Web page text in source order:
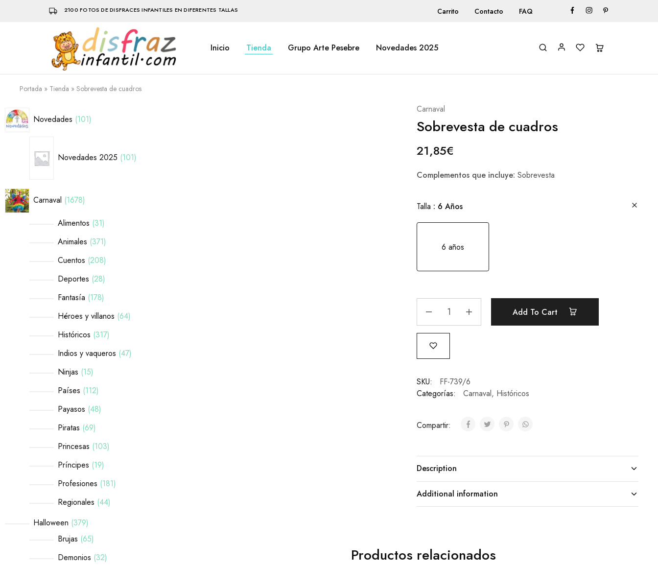
2100 FOTOS DE DISFRACES INFANTILES EN DIFERENTES TALLAS Carrito Contacto FAQ
Disfraz
Infantil
Disfraces
infantiles
que
hacen
la
Inicio Tienda Grupo Arte Pesebre Novedades 2025
Portada » Tienda » Sobrevesta de cuadros
Carnaval
Sobrevesta de cuadros
21,85€
Complementos que incluye: Sobrevesta
Talla 6 Años
6 años
Add To Cart
SKU:
FF-739/6
Categorías:
Carnaval, Históricos
Compartir:
Description
Additional information
Productos relacionados
Novedades 101
Novedades 2025 101
Carnaval 1678
Alimentos 31
Animales 371
Cuentos 208
Deportes 28
Fantasía 178
Héroes y villanos 64
Históricos 317
Indios y vaqueros 47
Ninjas 15
Países 112
Payasos 48
Piratas 69
Princesas 103
Príncipes 19
Profesiones 181
Regionales 44
Halloween 379
Brujas 65
Demonios 32